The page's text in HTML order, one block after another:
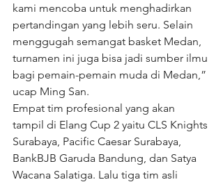
kami mencoba untuk menghadirkan
pertandingan yang lebih seru. Selain
menggugah semangat basket Medan,
turnamen ini juga bisa jadi sumber ilmu
bagi pemain-pemain muda di Medan,”
ucap Ming San.
Empat tim profesional yang akan
tampil di Elang Cup 2 yaitu CLS Knights
Surabaya, Pacific Caesar Surabaya,
BankBJB Garuda Bandung, dan Satya
Wacana Salatiga. Lalu tiga tim asli